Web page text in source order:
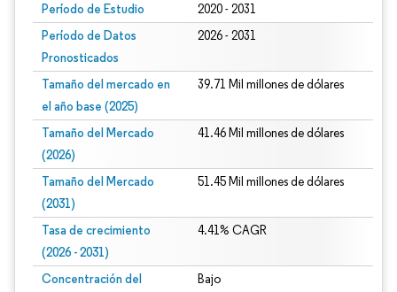
Período de Estudio 2020 - 2031
Período de Datos
Pronosticados
2026 - 2031
Tamaño del mercado en
el año base (2025)
39.71 Mil millones de dólares
Tamaño del Mercado
(2026)
41.46 Mil millones de dólares
Tamaño del Mercado
(2031)
51.45 Mil millones de dólares
Tasa de crecimiento
(2026 - 2031)
4.41% CAGR
Concentración del
Bajo